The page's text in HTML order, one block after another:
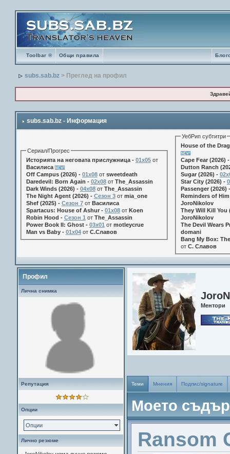
Toolbar ® Общи правила
subs.sab.bz > Преглед на профил
subs.sab.bz - Информация
Сериал/Прогрес
Историята на неговата прислужница - 01х05от
Василиса
Off Campus (2026) - 01x08от sweetdeath
Daredevil: Born Again - 02x08от The_Assassin
Dark Winds (2026) - 04x08от The_Assassin
The Night Agent (2026) - Сезон 3от mia_one
Shef (2025) - Сезон 7от Василиса
Spartacus: House of Ashur - 01x08от Koen
Robin Hood - Сезон 1 от The_Assassin
Power Book II: Ghost - 03x01 от motleycrue
Man vs Baby - 01x04от С.Славов
УебРип субтитри
House of the
Cape Fear (2026)
Dutton Ranch
Sugar (2026) -
Star City (2026) -
Passenger (2026)
Reminders of
JoroNikolov
They Will Kill You
JoroNikolov
The Devil Wears
domani
Bang My Box:
от С. Славов
Профил
Лична снимка
Репутация
Опции
Опции
Лично резюме
Ментори
Теми Мнения Подпис/signature
Моето
Ransom